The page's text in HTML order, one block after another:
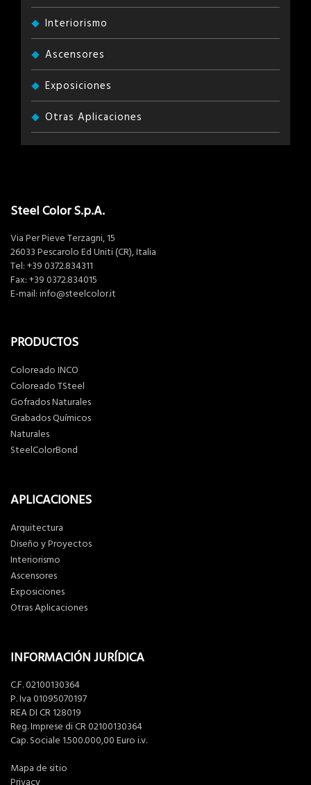
Interiorismo
Ascensores
Exposiciones
Otras Aplicaciones
Steel Color S.p.A.
Via Per Pieve Terzagni, 15
26033 Pescarolo Ed Uniti (CR), Italia
Tel: +39 0372.834311
Fax: +39 0372.834015
E-mail: info@steelcolor.it
PRODUCTOS
Coloreado INCO
Coloreado TSteel
Gofrados Naturales
Grabados Químicos
Naturales
SteelColorBond
APLICACIONES
Arquitectura
Diseño y Proyectos
Interiorismo
Ascensores
Exposiciones
Otras Aplicaciones
INFORMACIÓN JURÍDICA
C.F. 02100130364
P. Iva 01095070197
REA DI CR 128019
Reg. Imprese di CR 02100130364
Cap. Sociale 1.500.000,00 Euro i.v.
Mapa de sitio
Privacy